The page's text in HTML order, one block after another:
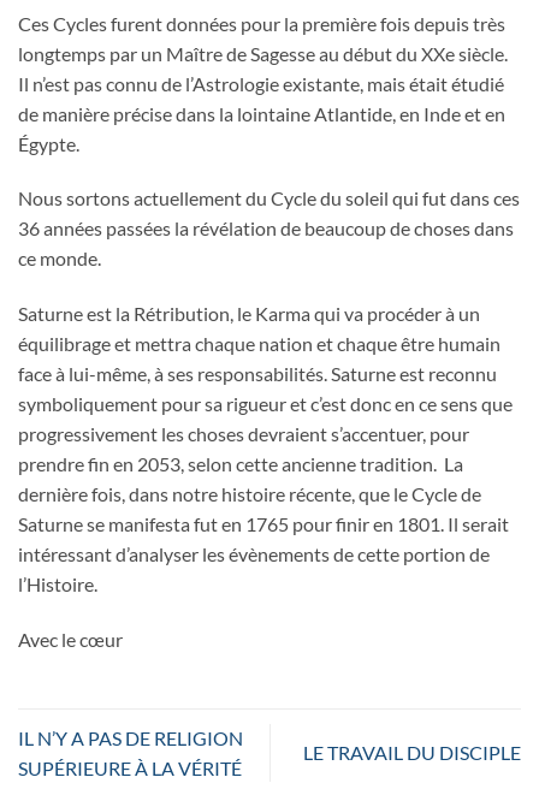
Ces Cycles furent données pour la première fois depuis très
longtemps par un Maître de Sagesse au début du XXe siècle.
Il n’est pas connu de l’Astrologie existante, mais était étudié
de manière précise dans la lointaine Atlantide, en Inde et en
Égypte.
Nous sortons actuellement du Cycle du soleil qui fut dans ces
36 années passées la révélation de beaucoup de choses dans
ce monde.
Saturne est la Rétribution, le Karma qui va procéder à un
équilibrage et mettra chaque nation et chaque être humain
face à lui-même, à ses responsabilités. Saturne est reconnu
symboliquement pour sa rigueur et c’est donc en ce sens que
progressivement les choses devraient s’accentuer, pour
prendre fin en 2053, selon cette ancienne tradition. La
dernière fois, dans notre histoire récente, que le Cycle de
Saturne se manifesta fut en 1765 pour finir en 1801. Il serait
intéressant d’analyser les évènements de cette portion de
l’Histoire.
Avec le cœur
IL N’Y A PAS DE RELIGION
SUPÉRIEURE À LA VÉRITÉ
LE TRAVAIL DU DISCIPLE